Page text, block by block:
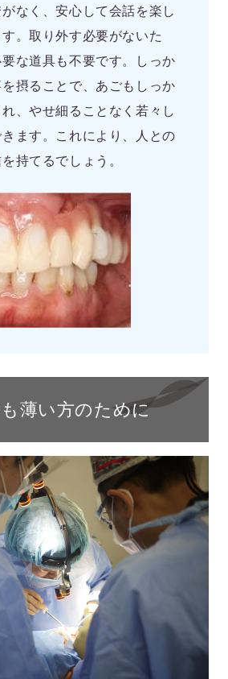
なく、安心して会話を楽し
。取り外す必要がないた
な道具も不要です。しっか
摂ることで、あごもしっか
、やせ細ることなく若々し
ます。これにより、人との
持てるでしょう。
薄い方のために